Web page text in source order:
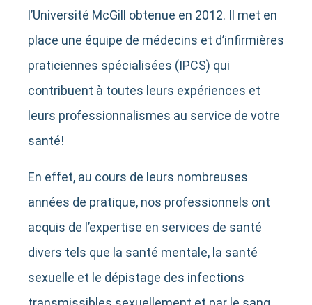
l’Université McGill obtenue en 2012. Il met en
place une équipe de médecins et d’infirmières
praticiennes spécialisées (IPCS) qui
contribuent à toutes leurs expériences et
leurs professionnalismes au service de votre
santé!
En effet, au cours de leurs nombreuses
années de pratique, nos professionnels ont
acquis de l’expertise en services de santé
divers tels que la santé mentale, la santé
sexuelle et le dépistage des infections